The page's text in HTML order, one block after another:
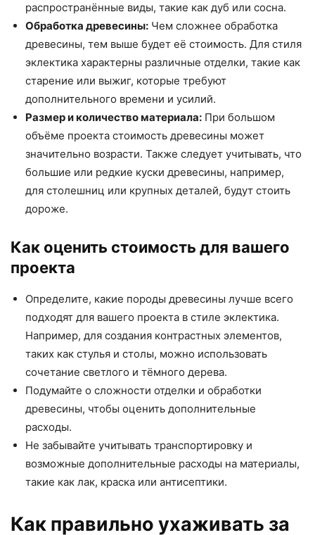
распространённые виды, такие как дуб или сосна.
Обработка древесины: Чем сложнее обработка
древесины, тем выше будет её стоимость. Для стиля
эклектика характерны различные отделки, такие как
старение или выжиг, которые требуют
дополнительного времени и усилий.
Размер и количество материала: При большом
объёме проекта стоимость древесины может
значительно возрасти. Также следует учитывать, что
большие или редкие куски древесины, например,
для столешниц или крупных деталей, будут стоить
дороже.
Как оценить стоимость для вашего
проекта
Определите, какие породы древесины лучше всего
подходят для вашего проекта в стиле эклектика.
Например, для создания контрастных элементов,
таких как стулья и столы, можно использовать
сочетание светлого и тёмного дерева.
Подумайте о сложности отделки и обработки
древесины, чтобы оценить дополнительные
расходы.
Не забывайте учитывать транспортировку и
возможные дополнительные расходы на материалы,
такие как лак, краска или антисептики.
Как правильно ухаживать за